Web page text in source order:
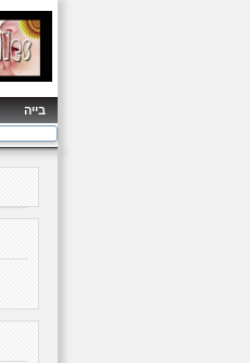
בייה